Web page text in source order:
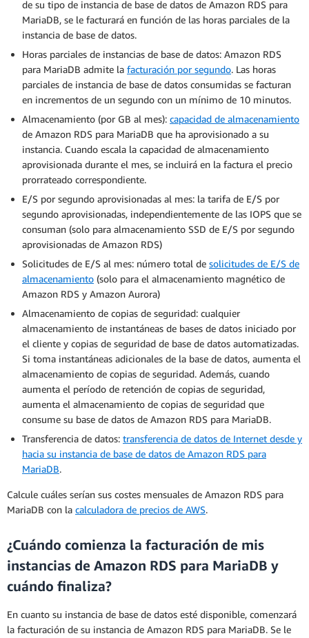
de su tipo de instancia de base de datos de Amazon RDS para
MariaDB, se le facturará en función de las horas parciales de la
instancia de base de datos.
Horas parciales de instancias de base de datos: Amazon RDS
para MariaDB admite la facturación por segundo. Las horas
parciales de instancia de base de datos consumidas se facturan
en incrementos de un segundo con un mínimo de 10 minutos.
Almacenamiento (por GB al mes): capacidad de almacenamiento
de Amazon RDS para MariaDB que ha aprovisionado a su
instancia. Cuando escala la capacidad de almacenamiento
aprovisionada durante el mes, se incluirá en la factura el precio
prorrateado correspondiente.
E/S por segundo aprovisionadas al mes: la tarifa de E/S por
segundo aprovisionadas, independientemente de las IOPS que se
consuman (solo para almacenamiento SSD de E/S por segundo
aprovisionadas de Amazon RDS)
Solicitudes de E/S al mes: número total de solicitudes de E/S de
almacenamiento (solo para el almacenamiento magnético de
Amazon RDS y Amazon Aurora)
Almacenamiento de copias de seguridad: cualquier
almacenamiento de instantáneas de bases de datos iniciado por
el cliente y copias de seguridad de base de datos automatizadas.
Si toma instantáneas adicionales de la base de datos, aumenta el
almacenamiento de copias de seguridad. Además, cuando
aumenta el período de retención de copias de seguridad,
aumenta el almacenamiento de copias de seguridad que
consume su base de datos de Amazon RDS para MariaDB.
Transferencia de datos: transferencia de datos de Internet desde y
hacia su instancia de base de datos de Amazon RDS para
MariaDB.
Calcule cuáles serían sus costes mensuales de Amazon RDS para
MariaDB con la calculadora de precios de AWS.
¿Cuándo comienza la facturación de mis
instancias de Amazon RDS para MariaDB y
cuándo finaliza?
En cuanto su instancia de base de datos esté disponible, comenzará
la facturación de su instancia de Amazon RDS para MariaDB. Se le